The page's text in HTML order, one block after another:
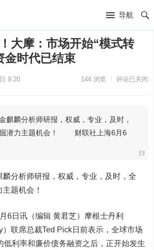
导航
大摩：市场开始“模式转
金时代已结束
9:20 144浏览 评论已关闭
麟分析师研报，权威，专业，及时，
掘潜力主题机会！ 财联社上海6月6
分析师研报，权威，专业，及时，全
题机会！
日讯（编辑 黄君芝）摩根士丹利
）联席总裁Ted Pick日前表示，全球市场
低利率和廉价债务融资之后，正开始发生